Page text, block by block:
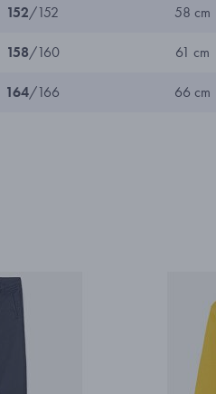
152/152 58 cm
158/160 61 cm
164/166 66 cm